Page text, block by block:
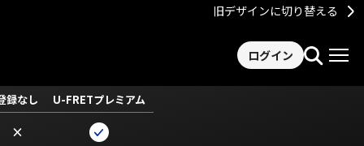
旧デザインに切り替える
ログイン
録なし U-FRETプレミアム
×